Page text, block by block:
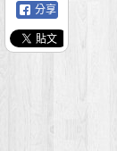
分享